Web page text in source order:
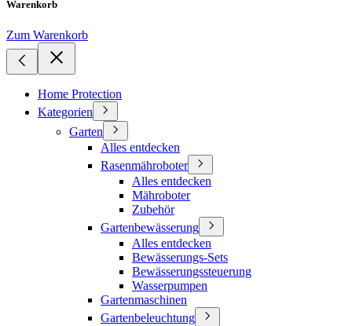
Warenkorb
Zum Warenkorb
Home Protection
Kategorien
Garten
Alles entdecken
Rasenmähroboter
Alles entdecken
Mähroboter
Zubehör
Gartenbewässerung
Alles entdecken
Bewässerungs-Sets
Bewässerungssteuerung
Wasserpumpen
Gartenmaschinen
Gartenbeleuchtung